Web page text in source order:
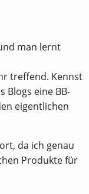
man lernt
treffend. Kennst
Blogs eine BB-
eigentlichen
da ich genau
Produkte für